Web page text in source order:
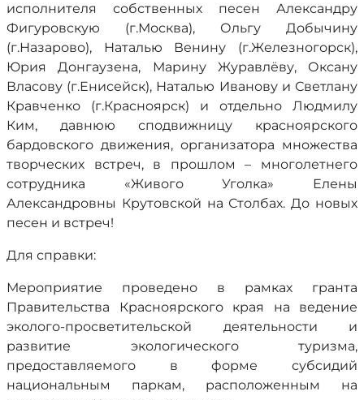
исполнителя собственных песен Александру
Фигуровскую (г.Москва), Ольгу Добычину
(г.Назарово), Наталью Венину (г.Железногорск),
Юрия Донгаузена, Марину Журавлёву, Оксану
Власову (г.Енисейск), Наталью Иванову и Светлану
Кравченко (г.Красноярск) и отдельно Людмилу
Ким, давнюю сподвижницу красноярского
бардовского движения, организатора множества
творческих встреч, в прошлом – многолетнего
сотрудника «Живого Уголка» Елены
Александровны Крутовской на Столбах. До новых
песен и встреч!
Для справки:
Мероприятие проведено в рамках гранта
Правительства Красноярского края на ведение
эколого-просветительской деятельности и
развитие экологического туризма,
предоставляемого в форме субсидий
национальным паркам, расположенным на